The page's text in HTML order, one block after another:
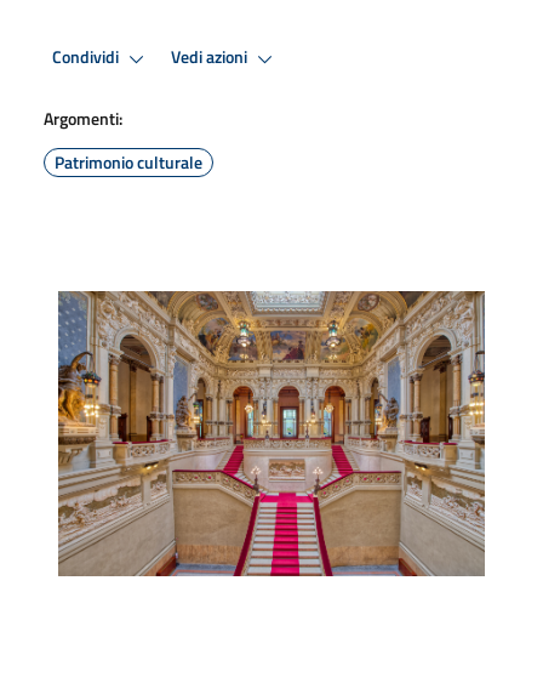
Condividi Vedi azioni
Argomenti:
Patrimonio culturale